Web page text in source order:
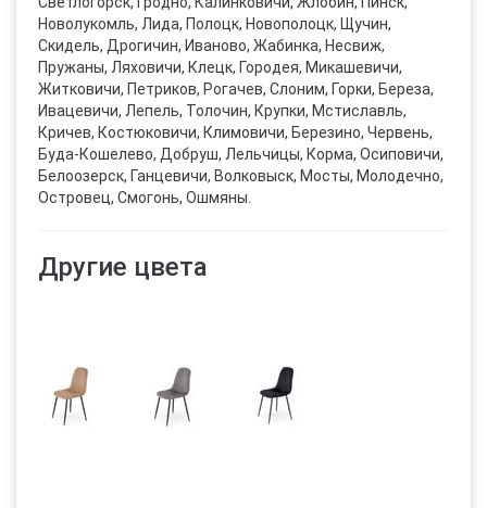
Новолукомль, Лида, Полоцк, Новополоцк, Щучин,
Скидель, Дрогичин, Иваново, Жабинка, Несвиж,
Пружаны, Ляховичи, Клецк, Городея, Микашевичи,
Житковичи, Петриков, Рогачев, Слоним, Горки, Береза,
Ивацевичи, Лепель, Толочин, Крупки, Мстиславль,
Кричев, Костюковичи, Климовичи, Березино, Червень,
Буда-Кошелево, Добруш, Лельчицы, Корма, Осиповичи,
Белоозерск, Ганцевичи, Волковыск, Мосты, Молодечно,
Островец, Смогонь, Ошмяны.
Другие цвета